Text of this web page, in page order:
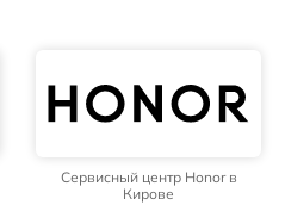
Сервисный центр Honor в
Кирове